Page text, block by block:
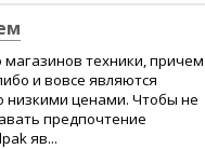
техники, причем
и вовсе являются
ценами. Чтобы не
предпочтение
яв...